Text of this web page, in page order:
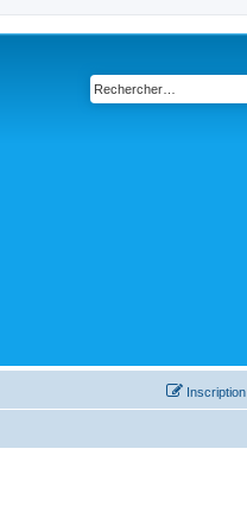
Inscription